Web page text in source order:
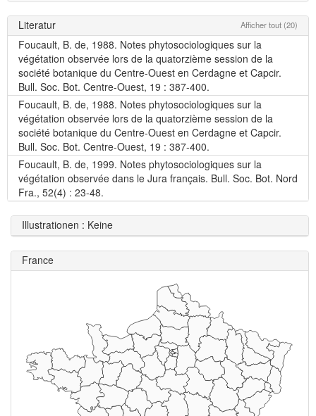
Literatur Afficher tout (20)
Foucault, B. de, 1988. Notes phytosociologiques sur la
végétation observée lors de la quatorzième session de la
société botanique du Centre-Ouest en Cerdagne et Capcir.
Bull. Soc. Bot. Centre-Ouest, 19 : 387-400.
Foucault, B. de, 1988. Notes phytosociologiques sur la
végétation observée lors de la quatorzième session de la
société botanique du Centre-Ouest en Cerdagne et Capcir.
Bull. Soc. Bot. Centre-Ouest, 19 : 387-400.
Foucault, B. de, 1999. Notes phytosociologiques sur la
végétation observée dans le Jura français. Bull. Soc. Bot. Nord
Fra., 52(4) : 23-48.
Illustrationen : Keine
France